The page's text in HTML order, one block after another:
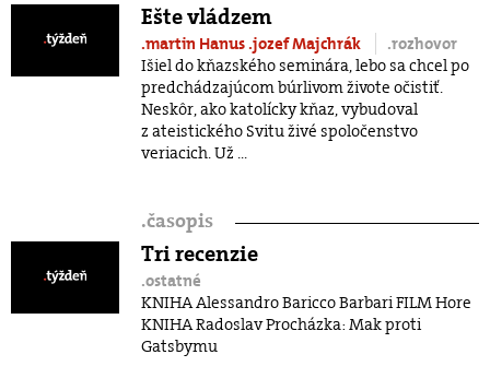
Ešte vládzem
.martin Hanus.jozef Majchrák
.rozhovor
Išiel do kňazského seminára, lebo sa chcel po
predchádzajúcom búrlivom živote očistiť.
Neskôr, ako katolícky kňaz, vybudoval
z ateistického Svitu živé spoločenstvo
veriacich. Už ...
.časopis
Tri recenzie
.ostatné
KNIHA Alessandro Baricco Barbari FILM Hore
KNIHA Radoslav Procházka: Mak proti
Gatsbymu